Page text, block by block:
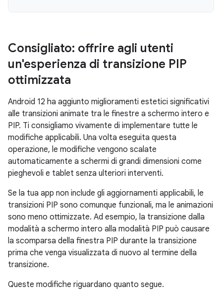
Consigliato: offrire agli utenti
un'esperienza di transizione PIP
ottimizzata
Android 12 ha aggiunto miglioramenti estetici significativi
alle transizioni animate tra le finestre a schermo intero e
PIP. Ti consigliamo vivamente di implementare tutte le
modifiche applicabili. Una volta eseguita questa
operazione, le modifiche vengono scalate
automaticamente a schermi di grandi dimensioni come
pieghevoli e tablet senza ulteriori interventi.
Se la tua app non include gli aggiornamenti applicabili, le
transizioni PIP sono comunque funzionali, ma le animazioni
sono meno ottimizzate. Ad esempio, la transizione dalla
modalità a schermo intero alla modalità PIP può causare
la scomparsa della finestra PIP durante la transizione
prima che venga visualizzata di nuovo al termine della
transizione.
Queste modifiche riguardano quanto segue.